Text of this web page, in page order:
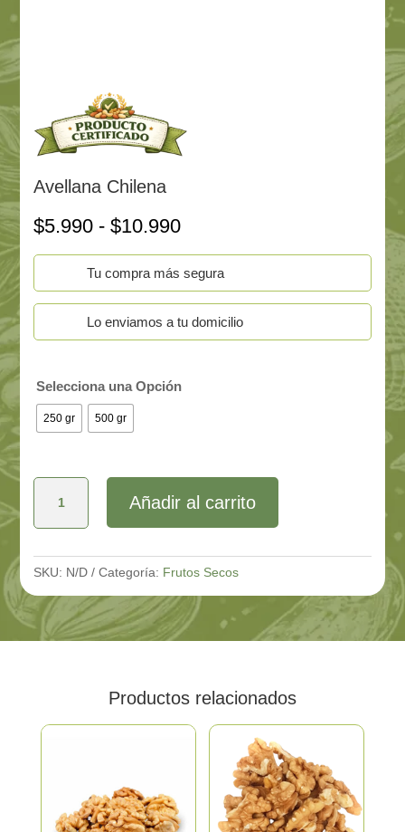
Avellana Chilena
$5.990 - $10.990Rango
desde
$5.990
hasta
$10.990
Tu compra más segura
Lo enviamos a tu domicilio
Selecciona una Opción
250 gr 500 gr
Avellana
Chilena
Añadir al carrito
SKU: N/D Categoría: Frutos Secos
Productos relacionados